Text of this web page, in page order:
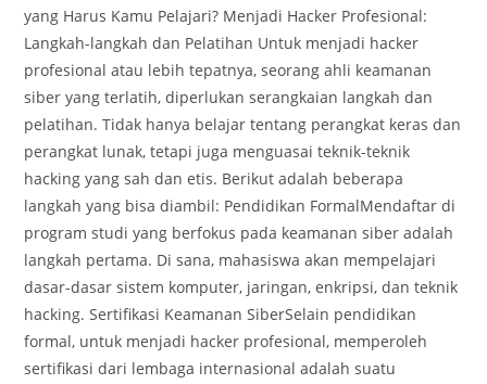
yang Harus Kamu Pelajari? Menjadi Hacker Profesional:
Langkah-langkah dan Pelatihan Untuk menjadi hacker
profesional atau lebih tepatnya, seorang ahli keamanan
siber yang terlatih, diperlukan serangkaian langkah dan
pelatihan. Tidak hanya belajar tentang perangkat keras dan
perangkat lunak, tetapi juga menguasai teknik-teknik
hacking yang sah dan etis. Berikut adalah beberapa
langkah yang bisa diambil: Pendidikan FormalMendaftar di
program studi yang berfokus pada keamanan siber adalah
langkah pertama. Di sana, mahasiswa akan mempelajari
dasar-dasar sistem komputer, jaringan, enkripsi, dan teknik
hacking. Sertifikasi Keamanan SiberSelain pendidikan
formal, untuk menjadi hacker profesional, memperoleh
sertifikasi dari lembaga internasional adalah suatu